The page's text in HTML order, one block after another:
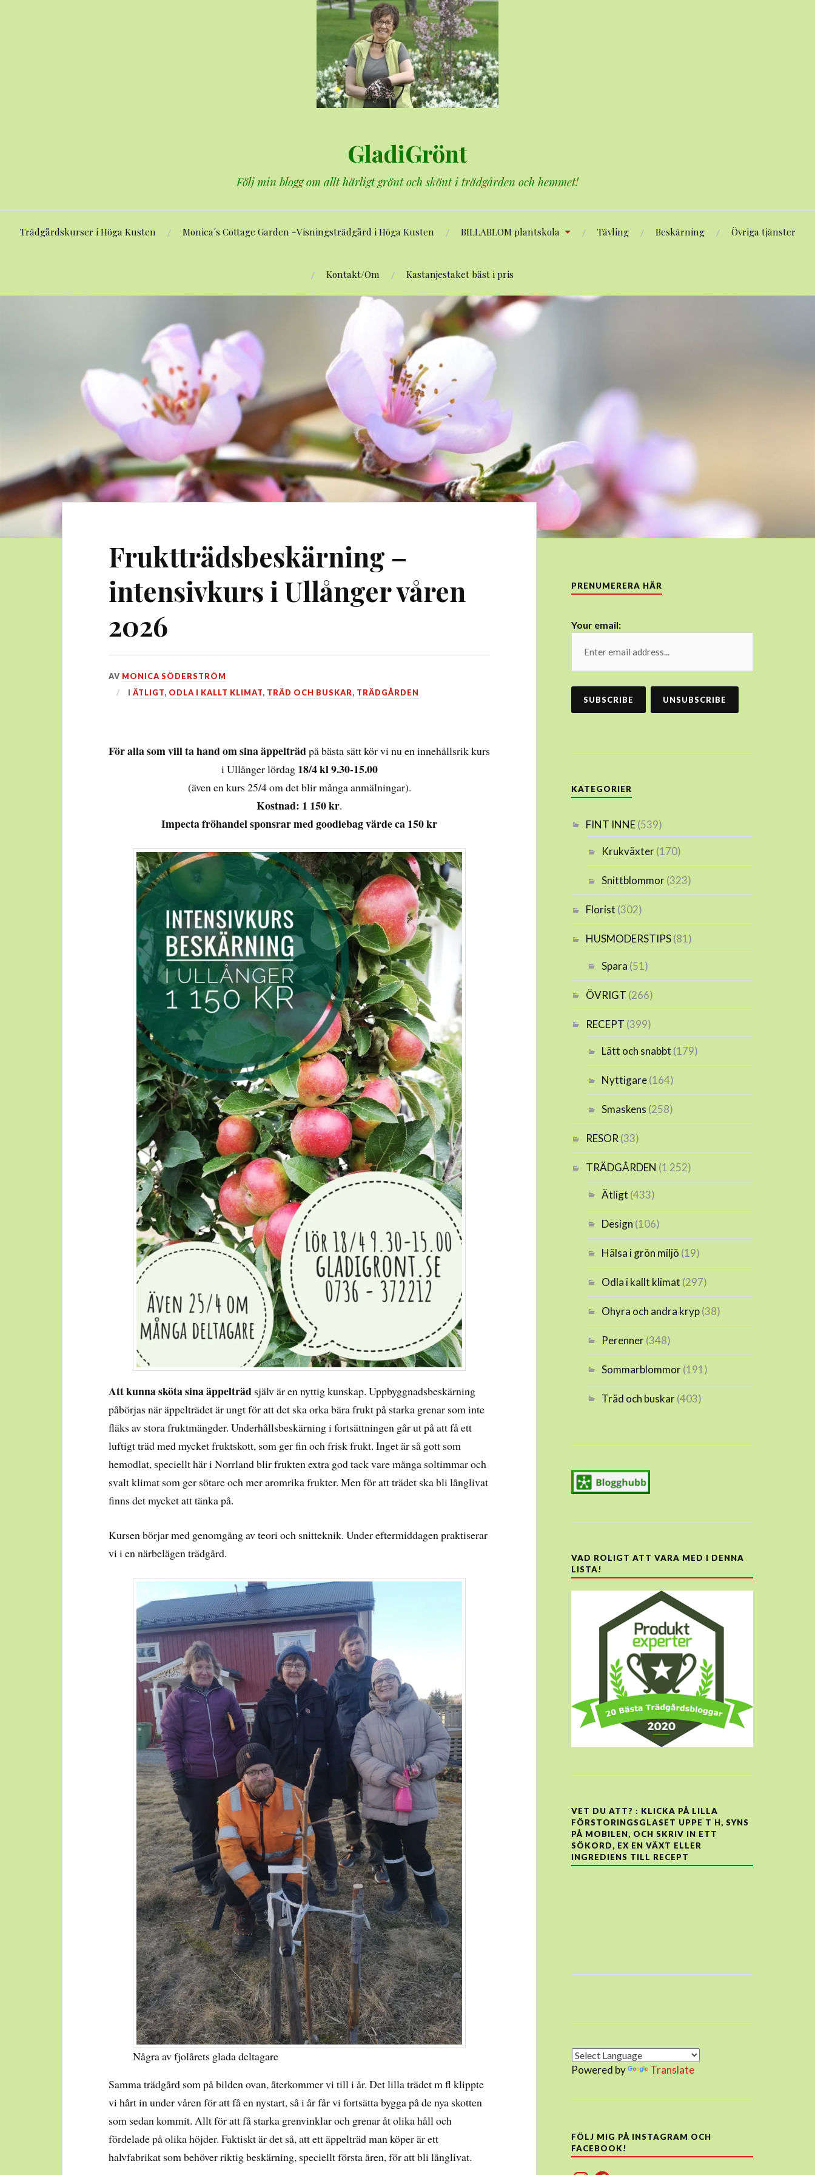
GladiGrönt
Följ min blogg om allt härligt grönt och skönt i trädgården och hemmet!
Trädgårdskurser i Höga Kusten Monica´s Cottage Garden -Visningsträdgård i Höga Kusten BILLABLOM plantskola Tävling Beskärning Övriga tjänster
Kontakt/Om Kastanjestaket bäst i pris
Fruktträdsbeskärning –
intensivkurs i Ullånger våren
2026
DEN
12
AV MONICA SÖDERSTRÖM
I ÄTLIGT, ODLA I KALLT KLIMAT, TRÄD OCH BUSKAR, TRÄDGÅRDEN
För alla som vill ta hand om sina äppelträdpå bästa sätt kör vi nu en innehållsrik kurs
i Ullånger lördag 18/4 kl 9.30-15.00
(även en kurs 25/4 om det blir många anmälningar).
Kostnad: 1 150 kr.
Impecta fröhandel sponsrar med goodiebag värde ca 150 kr
Att kunna sköta sina äppelträd själv är en nyttig kunskap. Uppbyggnadsbeskärning
påbörjas när äppelträdet är ungt för att det ska orka bära frukt på starka grenar som inte
fläks av stora fruktmängder. Underhållsbeskärning i fortsättningen går ut på att få ett
luftigt träd med mycket fruktskott, som ger fin och frisk frukt. Inget är så gott som
hemodlat, speciellt här i Norrland blir frukten extra god tack vare många soltimmar och
svalt klimat som ger sötare och mer aromrika frukter. Men för att trädet ska bli långlivat
finns det mycket att tänka på.
Kursen börjar med genomgång av teori och snitteknik. Under eftermiddagen praktiserar
vi i en närbelägen trädgård.
Några av fjolårets glada deltagare
Samma trädgård som på bilden ovan, återkommer vi till i år. Det lilla trädet m fl klippte
vi hårt in under våren för att få en nystart, så i år får vi fortsätta bygga på de nya skotten
som sedan kommit. Allt för att få starka grenvinklar och grenar åt olika håll och
fördelade på olika höjder. Faktiskt är det så, att ett äppelträd man köper är ett
halvfabrikat som behöver riktig beskärning, speciellt första åren, för att bli långlivat.
PRENUMERERA HÄR
Your email:
KATEGORIER
FINT INNE(539)
Krukväxter(170)
Snittblommor(323)
Florist (302)
HUSMODERSTIPS(81)
Spara (51)
ÖVRIGT (266)
RECEPT (399)
Lätt och snabbt (179)
Nyttigare(164)
Smaskens (258)
RESOR (33)
TRÄDGÅRDEN (1 252)
Ätligt (433)
Design (106)
Hälsa i grön miljö (19)
Odla i kallt klimat (297)
Ohyra och andra kryp(38)
Perenner(348)
Sommarblommor(191)
Träd och buskar(403)
VAD ROLIGT ATT VARA MED I DENNA
LISTA!
VET DU ATT? : KLICKA PÅ LILLA
FÖRSTORINGSGLASET UPPE T H, SYNS
PÅ MOBILEN, OCH SKRIV IN ETT
SÖKORD, EX EN VÄXT ELLER
INGREDIENS TILL RECEPT
Powered by Translate
FÖLJ MIG PÅ INSTAGRAM OCH
FACEBOOK!